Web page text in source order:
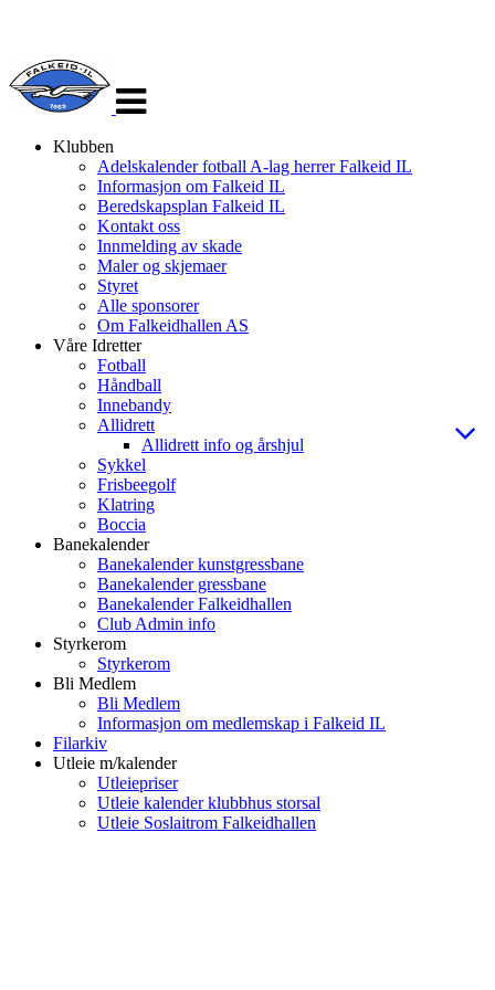
navigasjon
Klubben
Adelskalender fotball A-lag herrer Falkeid IL
Informasjon om Falkeid IL
Beredskapsplan Falkeid IL
Kontakt oss
Innmelding av skade
Maler og skjemaer
Styret
Alle sponsorer
Om Falkeidhallen AS
Våre Idretter
Fotball
Håndball
Innebandy
Allidrett
Allidrett info og årshjul
Sykkel
Frisbeegolf
Klatring
Boccia
Banekalender
Banekalender kunstgressbane
Banekalender gressbane
Banekalender Falkeidhallen
Club Admin info
Styrkerom
Styrkerom
Bli Medlem
Bli Medlem
Informasjon om medlemskap i Falkeid IL
Filarkiv
Utleie m/kalender
Utleiepriser
Utleie kalender klubbhus storsal
Utleie Soslaitrom Falkeidhallen